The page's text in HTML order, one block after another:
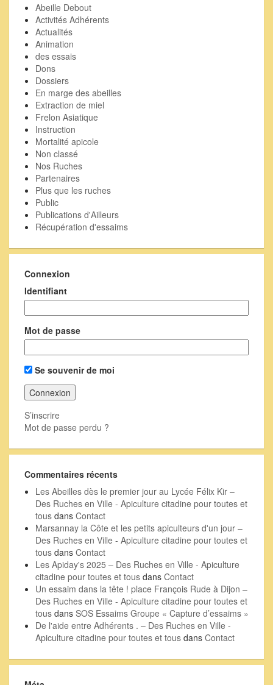
Abeille Debout
Activités Adhérents
Actualités
Animation
des essais
Dons
Dossiers
En marge des abeilles
Extraction de miel
Frelon Asiatique
Instruction
Mortalité apicole
Non classé
Nos Ruches
Partenaires
Plus que les ruches
Public
Publications d'Ailleurs
Récupération d'essaims
Connexion
Identifiant
Mot de passe
Se souvenir de moi
S’inscrire
Mot de passe perdu ?
Commentaires récents
Les Abeilles dès le premier jour au Lycée Félix Kir –
Des Ruches en Ville - Apiculture citadine pour toutes et
tous dans Contact
Marsannay la Côte et les petits apiculteurs d'un jour –
Des Ruches en Ville - Apiculture citadine pour toutes et
tous dans Contact
Les Apiday's 2025 – Des Ruches en Ville - Apiculture
citadine pour toutes et tous dans Contact
Un essaim dans la tête ! place François Rude à Dijon –
Des Ruches en Ville - Apiculture citadine pour toutes et
tous dans SOS Essaims Groupe « Capture d’essaims »
De l'aide entre Adhérents . – Des Ruches en Ville -
Apiculture citadine pour toutes et tous dans Contact